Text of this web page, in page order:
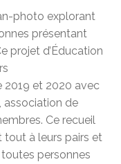
photo explorant
présentant
projet d’Éducation
2019 et 2020 avec
association de
Ce recueil
tout à leurs pairs et
personnes